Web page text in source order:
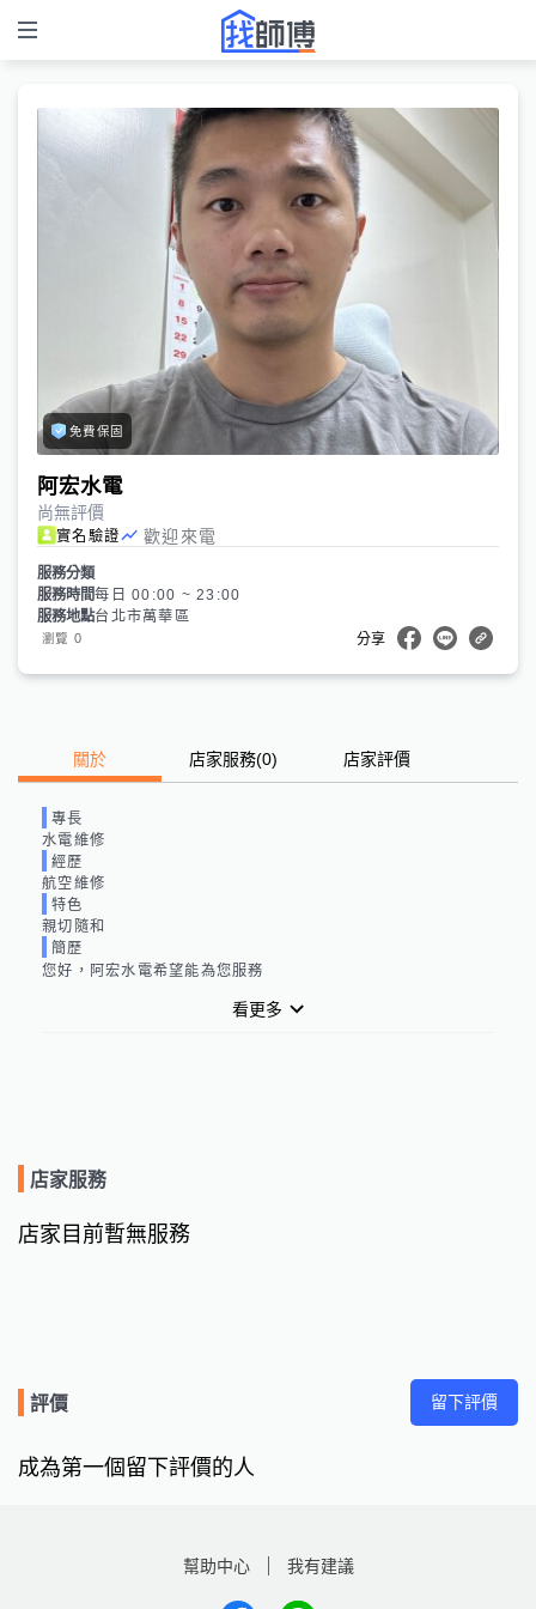
免費保固
阿宏水電
尚無評價
實名驗證 歡迎來電
服務分類
服務時間每日 00:00 ~ 23:00
服務地點台北市萬華區
瀏覽 0 分享
關於 店家服務(0) 店家評價
專長
水電維修
經歷
航空維修
特色
親切隨和
簡歷
您好，阿宏水電希望能為您服務
看更多
店家服務
店家目前暫無服務
評價 留下評價
成為第一個留下評價的人
幫助中心 我有建議